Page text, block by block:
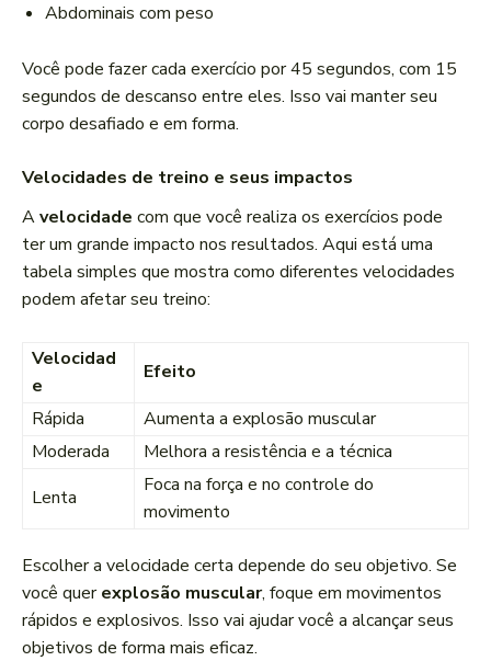
Abdominais com peso
Você pode fazer cada exercício por 45 segundos, com 15
segundos de descanso entre eles. Isso vai manter seu
corpo desafiado e em forma.
Velocidades de treino e seus impactos
Avelocidade com que você realiza os exercícios pode
ter um grande impacto nos resultados. Aqui está uma
tabela simples que mostra como diferentes velocidades
podem afetar seu treino:
Velocidad
e
Efeito
Rápida
Aumenta a explosão muscular
Moderada
Melhora a resistência e a técnica
Lenta
Foca na força e no controle do
movimento
Escolher a velocidade certa depende do seu objetivo. Se
você querexplosão muscular, foque em movimentos
rápidos e explosivos. Isso vai ajudar você a alcançar seus
objetivos de forma mais eficaz.